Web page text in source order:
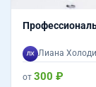
Лиана
от 300 ₽